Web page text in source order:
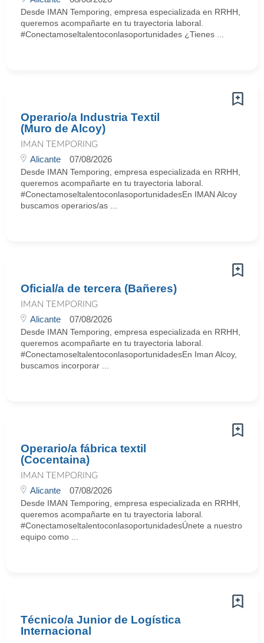
Desde IMAN Temporing, empresa especializada en RRHH,
queremos acompañarte en tu trayectoria laboral.
#Conectamoseltalentoconlasoportunidades ¿Tienes ...
Operario/a Industria Textil
(Muro de Alcoy)
IMAN TEMPORING
Alicante 07/08/2026
Desde IMAN Temporing, empresa especializada en RRHH,
queremos acompañarte en tu trayectoria laboral.
#ConectamoseltalentoconlasoportunidadesEn IMAN Alcoy
buscamos operarios/as ...
Oficial/a de tercera (Bañeres)
IMAN TEMPORING
Alicante 07/08/2026
Desde IMAN Temporing, empresa especializada en RRHH,
queremos acompañarte en tu trayectoria laboral.
#ConectamoseltalentoconlasoportunidadesEn Iman Alcoy,
buscamos incorporar ...
Operario/a fábrica textil
(Cocentaina)
IMAN TEMPORING
Alicante 07/08/2026
Desde IMAN Temporing, empresa especializada en RRHH,
queremos acompañarte en tu trayectoria laboral.
#ConectamoseltalentoconlasoportunidadesÚnete a nuestro
equipo como ...
Técnico/a Junior de Logística
Internacional